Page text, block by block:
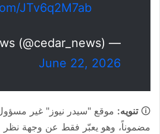
JTv6q2M7ab
— Cedar News (@cedar_news)
June 22, 2026
🛈تنويه: موقع "سيدر نيوز" غير
مضموناً، وهو يعبّر فقط عن وجهة نظر